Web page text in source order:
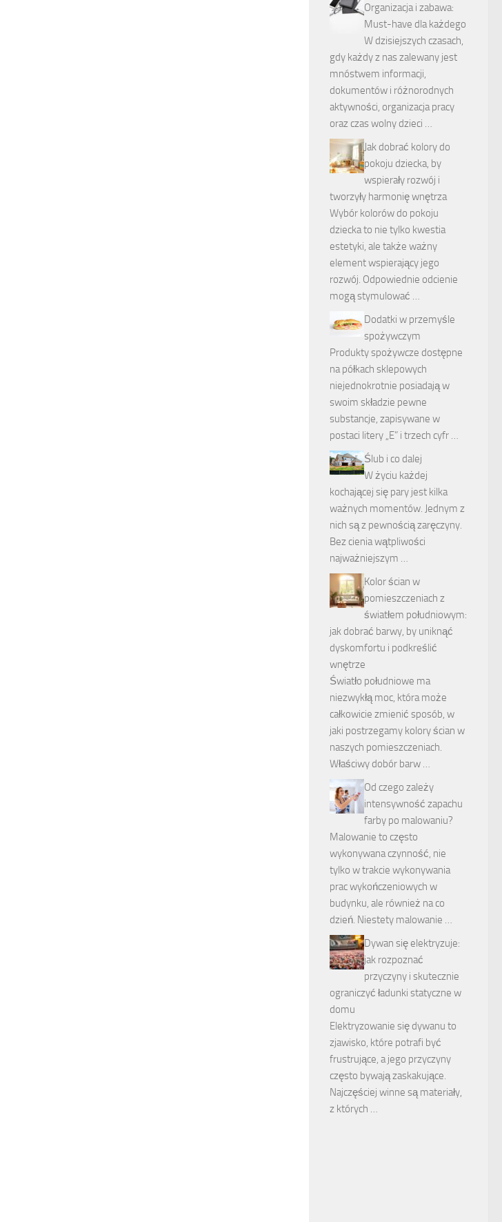
Organizacja i zabawa:
Must-have dla każdego
W dzisiejszych czasach,
gdy każdy z nas zalewany jest
mnóstwem informacji,
dokumentów i różnorodnych
aktywności, organizacja pracy
oraz czas wolny dzieci …
Jak dobrać kolory do
pokoju dziecka, by
wspierały rozwój i
tworzyły harmonię wnętrza
Wybór kolorów do pokoju
dziecka to nie tylko kwestia
estetyki, ale także ważny
element wspierający jego
rozwój. Odpowiednie odcienie
mogą stymulować …
Dodatki w przemyśle
spożywczym
Produkty spożywcze dostępne
na półkach sklepowych
niejednokrotnie posiadają w
swoim składzie pewne
substancje, zapisywane w
postaci litery „E” i trzech cyfr …
Ślub i co dalej
W życiu każdej
kochającej się pary jest kilka
ważnych momentów. Jednym z
nich są z pewnością zaręczyny.
Bez cienia wątpliwości
najważniejszym …
Kolor ścian w
pomieszczeniach z
światłem południowym:
jak dobrać barwy, by uniknąć
dyskomfortu i podkreślić
wnętrze
Światło południowe ma
niezwykłą moc, która może
całkowicie zmienić sposób, w
jaki postrzegamy kolory ścian w
naszych pomieszczeniach.
Właściwy dobór barw …
Od czego zależy
intensywność zapachu
farby po malowaniu?
Malowanie to często
wykonywana czynność, nie
tylko w trakcie wykonywania
prac wykończeniowych w
budynku, ale również na co
dzień. Niestety malowanie …
Dywan się elektryzuje:
jak rozpoznać
przyczyny i skutecznie
ograniczyć ładunki statyczne w
domu
Elektryzowanie się dywanu to
zjawisko, które potrafi być
frustrujące, a jego przyczyny
często bywają zaskakujące.
Najczęściej winne są materiały,
z których …